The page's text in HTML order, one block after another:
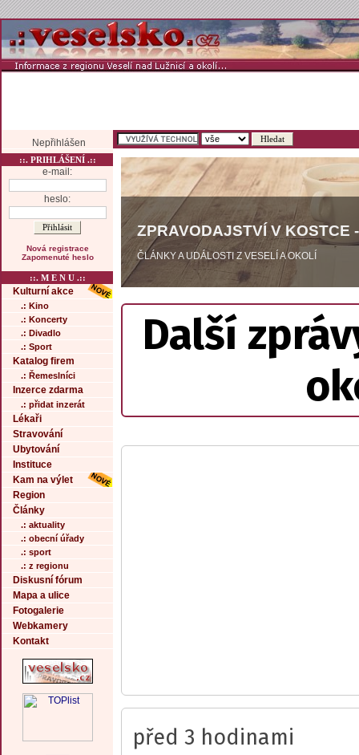
Nepřihlášen
::. PRIHLÁŠENÍ .::
e-mail:
heslo:
Nová registrace
Zapomenuté heslo
::. M E N U .::
Kulturní akce
.: Kino
.: Koncerty
.: Divadlo
.: Sport
Katalog firem
.: Řemeslníci
Inzerce zdarma
.: přidat inzerát
Lékaři
Stravování
Ubytování
Instituce
Kam na výlet
Region
Články
.: aktuality
.: obecní úřady
.: sport
.: z regionu
Diskusní fórum
Mapa a ulice
Fotogalerie
Webkamery
Kontakt
ZPRAVODAJSTVÍ V KOSTCE
ČLÁNKY A UDÁLOSTI Z VESELÍ A OKOLÍ
Další
před 3 hodinami